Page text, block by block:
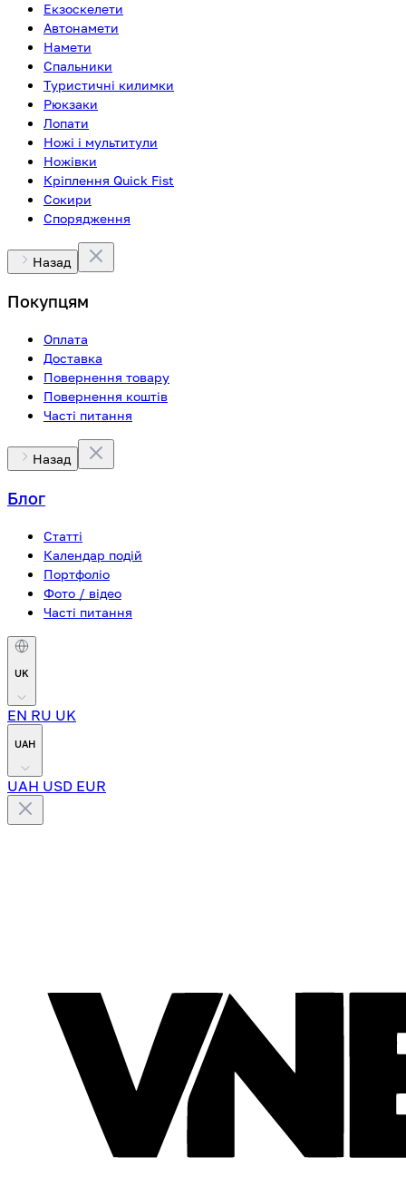
Екзоскелети
Автонамети
Намети
Спальники
Туристичні килимки
Рюкзаки
Лопати
Ножі і мультитули
Ножівки
Кріплення Quick Fist
Сокири
Спорядження
Назад
Покупцям
Оплата
Доставка
Повернення товару
Повернення коштів
Часті питання
Назад
Блог
Статті
Календар подій
Портфоліо
Фото / відео
Часті питання
UK
EN RU UK
UAH
UAH USD EUR